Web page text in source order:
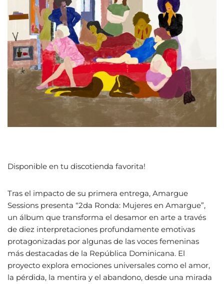
Disponible en tu discotienda favorita!
Tras el impacto de su primera entrega, Amargue
Sessions presenta “2da Ronda: Mujeres en Amargue”,
un álbum que transforma el desamor en arte a través
de diez interpretaciones profundamente emotivas
protagonizadas por algunas de las voces femeninas
más destacadas de la República Dominicana. El
proyecto explora emociones universales como el amor,
la pérdida, la mentira y el abandono, desde una mirada